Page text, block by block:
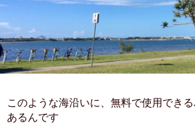
このような海沿いに、無料で使用でき
あるんです